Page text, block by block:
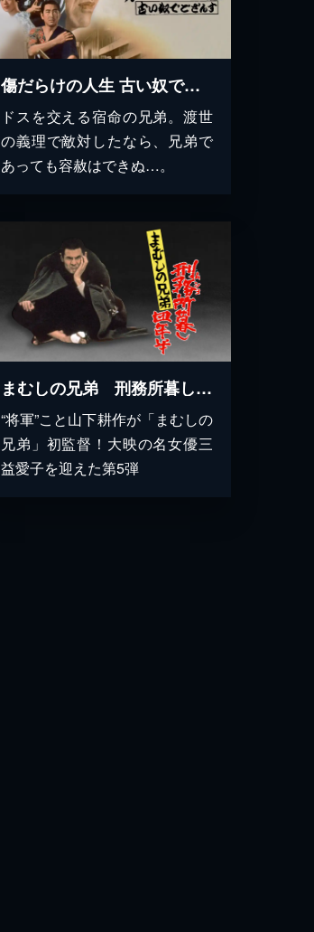
傷だらけの人生 古い奴でござんす
ドスを交える宿命の兄弟。渡世
の義理で敵対したなら、兄弟で
あっても容赦はできぬ…。
まむしの兄弟 刑務所暮し四年半
“将軍”こと山下耕作が「まむしの
兄弟」初監督！大映の名女優三
益愛子を迎えた第5弾